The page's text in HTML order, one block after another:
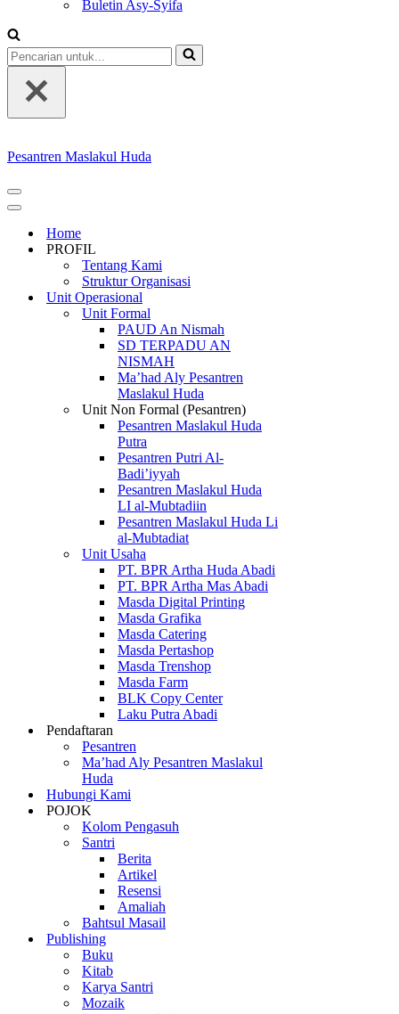
Buletin Asy-Syifa
Pencarian
untuk...
Pesantren Maslakul Huda
Menu
Navigasi
Menu
NavigasiHome
PROFIL
Tentang Kami
Struktur Organisasi
Unit Operasional
Unit Formal
PAUD An Nismah
SD TERPADU AN
NISMAH
Ma’had Aly Pesantren
Maslakul Huda
Unit Non Formal (Pesantren)
Pesantren Maslakul Huda
Putra
Pesantren Putri Al-
Badi’iyyah
Pesantren Maslakul Huda
LI al-Mubtadiin
Pesantren Maslakul Huda Li
al-Mubtadiat
Unit Usaha
PT. BPR Artha Huda Abadi
PT. BPR Artha Mas Abadi
Masda Digital Printing
Masda Grafika
Masda Catering
Masda Pertashop
Masda Trenshop
Masda Farm
BLK Copy Center
Laku Putra Abadi
Pendaftaran
Pesantren
Ma’had Aly Pesantren Maslakul
Huda
Hubungi Kami
POJOK
Kolom Pengasuh
Santri
Berita
Artikel
Resensi
Amaliah
Bahtsul Masail
Publishing
Buku
Kitab
Karya Santri
Mozaik